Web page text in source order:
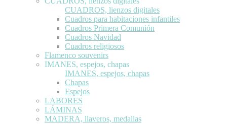
CUADROS, lienzos digitales
Cuadros para habitaciones infantiles
Cuadros Primera Comunión
Cuadros Navidad
Cuadros religiosos
Flamenco souvenirs
IMANES, espejos, chapas
IMANES, espejos, chapas
Chapas
Espejos
LABORES
LÁMINAS
MADERA, llaveros, medallas